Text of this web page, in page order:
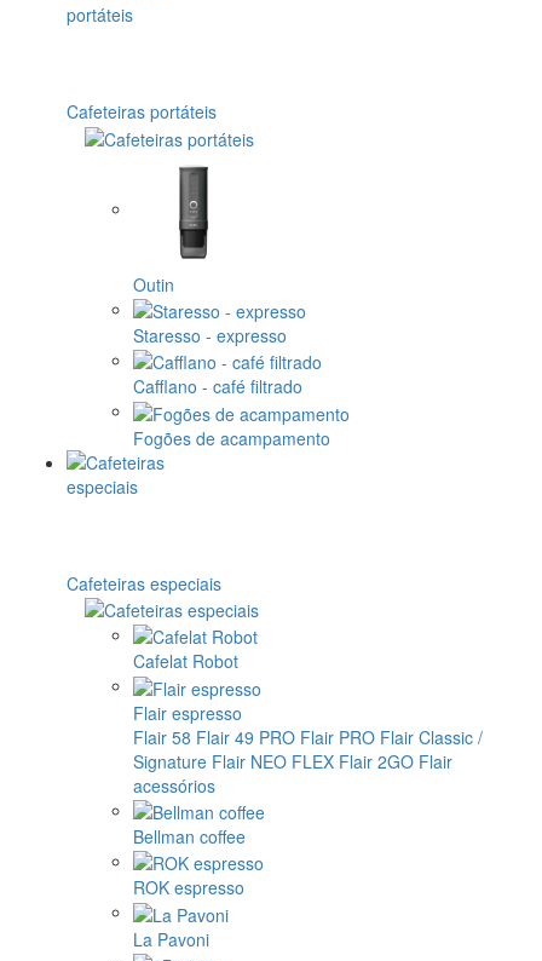
Cafeteiras portáteis
Outin
Staresso - expresso
Cafflano - café filtrado
Fogões de acampamento
Cafeteiras especiais
Cafelat Robot
Flair espresso
Flair 58 Flair 49 PRO Flair PRO Flair Classic /
Signature Flair NEO FLEX Flair 2GO Flair
acessórios
Bellman coffee
ROK espresso
La Pavoni